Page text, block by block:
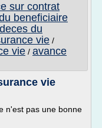
sur contrat
beneficiaire
deces du
vie /
vie / avance
vie
n'est pas une bonne